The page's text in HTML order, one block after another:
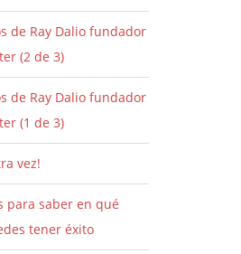
de Ray Dalio fundador
(2 de 3)
de Ray Dalio fundador
(1 de 3)
vez!
para saber en qué
tener éxito